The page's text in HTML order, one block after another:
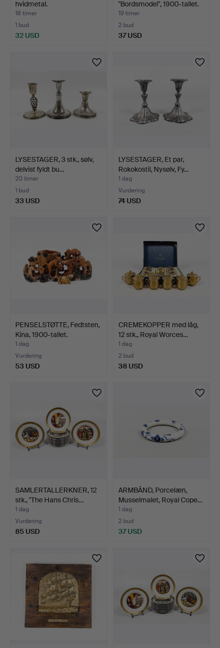
hvidmetal.
18 timer
1 bud
32 USD
"Bordsmodel", 1900-tallet.
19 timer
2 bud
37 USD
LYSESTAGER, 3 stk., sølv,
delvist fyldt bu…
20 timer
1 bud
33 USD
LYSESTAGER, Et par,
Rokokostil, Nysølv, Fy…
1 dag
Vurdering
74 USD
PENSELSTØTTE, Fedtsten,
Kina, 1900-tallet.
1 dag
Vurdering
53 USD
CREMEKOPPER med låg,
12 stk., Royal Worces…
1 dag
2 bud
38 USD
SAMLERTALLERKNER, 12
stk., "The Hans Chris…
1 dag
Vurdering
85 USD
ARMBÅND, Porcelæn,
Musselmalet, Royal Cope…
1 dag
2 bud
37 USD